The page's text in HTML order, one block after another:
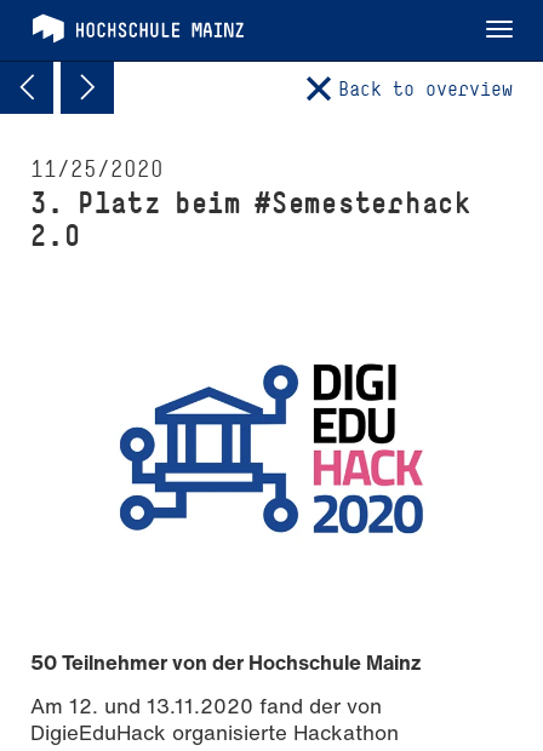
Back to overview
11/25/2020
3. Platz beim #Semesterhack
2.0
50 Teilnehmer von der Hochschule Mainz
Am 12. und 13.11.2020 fand der von
DigieEduHack organisierte Hackathon